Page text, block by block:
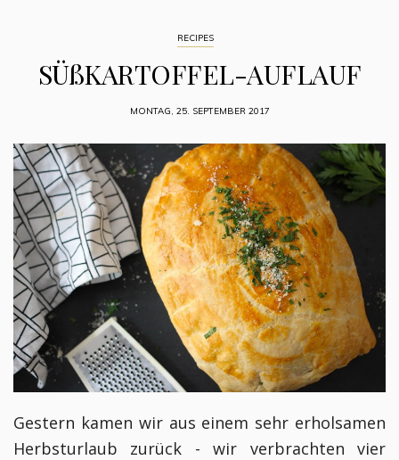
RECIPES
SÜßKARTOFFEL-AUFLAUF
MONTAG, 25. SEPTEMBER 2017
Gestern kamen wir aus einem sehr erholsamen
Herbsturlaub zurück - wir verbrachten vier